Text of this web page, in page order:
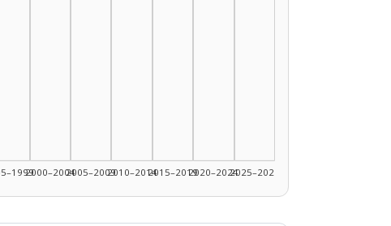
2000–20042005–20092010–20142015–20192020–20242025–2026